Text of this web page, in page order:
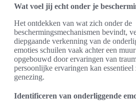
Wat voel jij echt onder je
Het ontdekken van wat zich onder de
beschermingsmechanismen bevindt,
diepgaande verkenning van de
emoties schuilen vaak achter een
opgebouwd door ervaringen van
persoonlijke ervaringen kan
genezing.
Identificeren van onderliggende